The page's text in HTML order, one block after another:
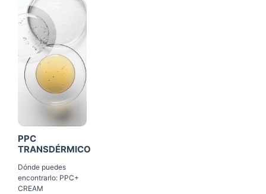
PPC
TRANSDÉRMICO
Dónde puedes
encontrarlo: PPC+
CREAM